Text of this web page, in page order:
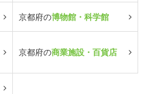
京都府の博物館・科学館
京都府の商業施設・百貨店